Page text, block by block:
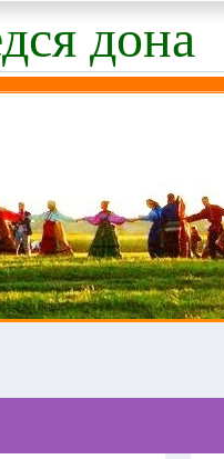
дона